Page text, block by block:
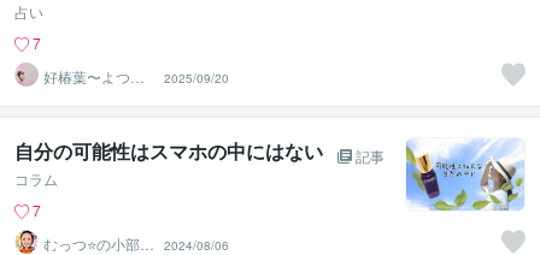
占い
7
好椿葉〜よつ
ば〜
2025/09/20
自分の可能性はスマホの中にはない
記事
コラム
7
むっつ⭐の小部屋
2024/08/06